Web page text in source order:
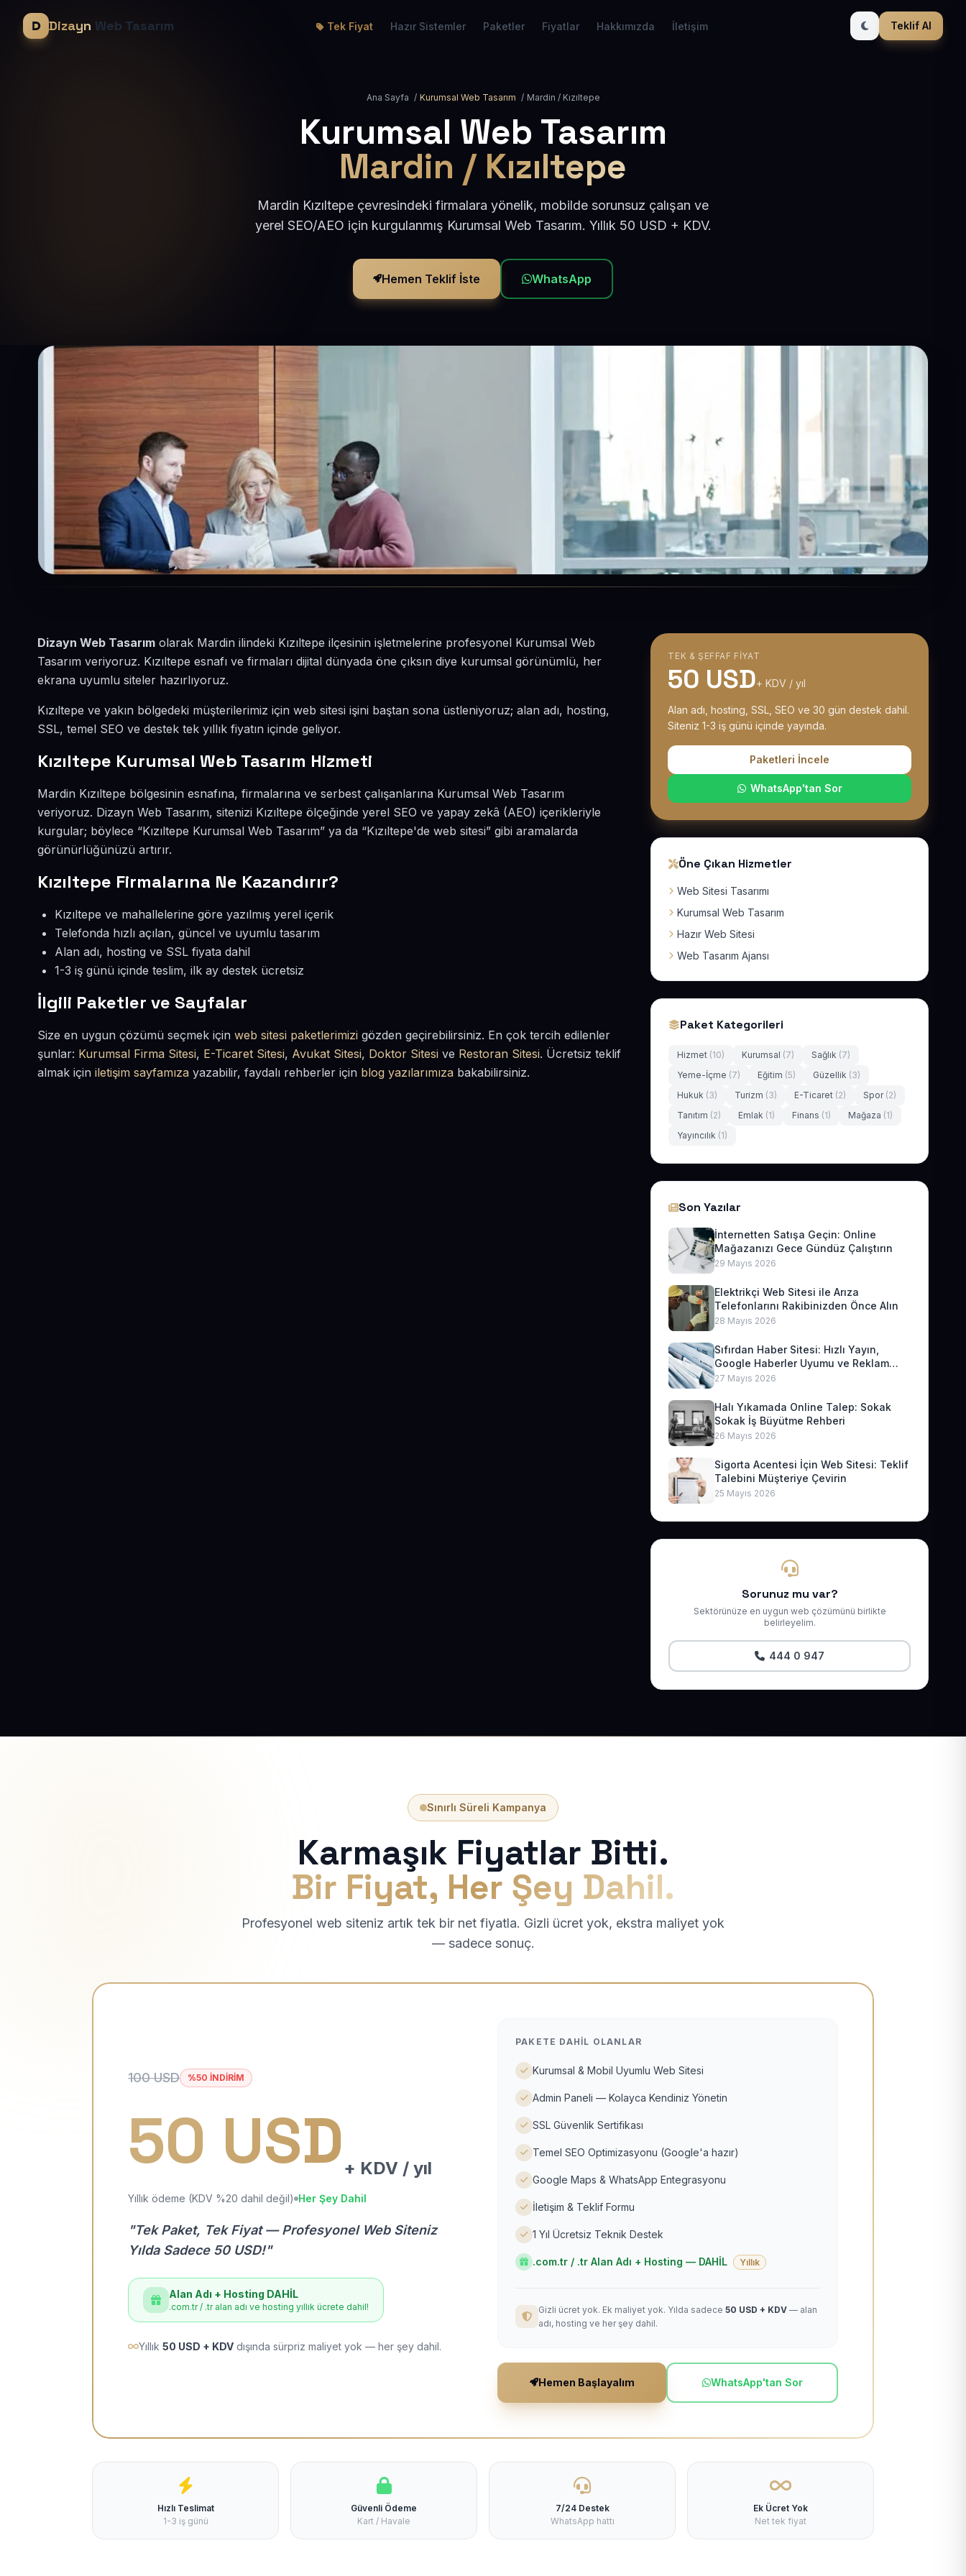
Dizayn Web Tasarım Tek Fiyat Hazır Sistemler Paketler Fiyatlar Hakkımızda İletişim Teklif Al
Ana Sayfa / Kurumsal Web Tasarım / Mardin / Kızıltepe
Kurumsal Web Tasarım
Mardin / Kızıltepe
Mardin Kızıltepe çevresindeki firmalara yönelik, mobilde sorunsuz çalışan ve
yerel SEO/AEO için kurgulanmış Kurumsal Web Tasarım. Yıllık 50 USD + KDV.
Hemen Teklif İste WhatsApp
Dizayn Web Tasarım olarak Mardin ilindeki Kızıltepe ilçesinin işletmelerine profesyonel Kurumsal Web
Tasarım veriyoruz. Kızıltepe esnafı ve firmaları dijital dünyada öne çıksın diye kurumsal görünümlü, her
ekrana uyumlu siteler hazırlıyoruz.
Kızıltepe ve yakın bölgedeki müşterilerimiz için web sitesi işini baştan sona üstleniyoruz; alan adı, hosting,
SSL, temel SEO ve destek tek yıllık fiyatın içinde geliyor.
Kızıltepe Kurumsal Web Tasarım Hizmeti
Mardin Kızıltepe bölgesinin esnafına, firmalarına ve serbest çalışanlarına Kurumsal Web Tasarım
veriyoruz. Dizayn Web Tasarım, sitenizi Kızıltepe ölçeğinde yerel SEO ve yapay zekâ (AEO) içerikleriyle
kurgular; böylece “Kızıltepe Kurumsal Web Tasarım” ya da “Kızıltepe'de web sitesi” gibi aramalarda
görünürlüğünüzü artırır.
Kızıltepe Firmalarına Ne Kazandırır?
Kızıltepe ve mahallelerine göre yazılmış yerel içerik
Telefonda hızlı açılan, güncel ve uyumlu tasarım
Alan adı, hosting ve SSL fiyata dahil
1-3 iş günü içinde teslim, ilk ay destek ücretsiz
İlgili Paketler ve Sayfalar
Size en uygun çözümü seçmek için web sitesi paketlerimizi gözden geçirebilirsiniz. En çok tercih edilenler
şunlar: Kurumsal Firma Sitesi, E-Ticaret Sitesi, Avukat Sitesi, Doktor Sitesi ve Restoran Sitesi. Ücretsiz teklif
almak için iletişim sayfamıza yazabilir, faydalı rehberler için blog yazılarımıza bakabilirsiniz.
TEK & ŞEFFAF FIYAT
50 USD+ KDV / yıl
Alan adı, hosting, SSL, SEO ve 30 gün destek dahil.
Siteniz 1-3 iş günü içinde yayında.
Paketleri İncele
WhatsApp'tan Sor
Öne Çıkan Hizmetler
Web Sitesi Tasarımı
Kurumsal Web Tasarım
Hazır Web Sitesi
Web Tasarım Ajansı
Paket Kategorileri
Hizmet (10) Kurumsal (7) Sağlık (7)
Yeme-İçme (7) Eğitim (5) Güzellik (3)
Hukuk (3) Turizm (3) E-Ticaret (2) Spor (2)
Tanıtım (2) Emlak (1) Finans (1) Mağaza (1)
Yayıncılık (1)
Son Yazılar
İnternetten Satışa Geçin: Online
Mağazanızı Gece Gündüz Çalıştırın
29 Mayıs 2026
Elektrikçi Web Sitesi ile Arıza
Telefonlarını Rakibinizden Önce Alın
28 Mayıs 2026
Sıfırdan Haber Sitesi: Hızlı Yayın,
Google Haberler Uyumu ve Reklam
Geliri
27 Mayıs 2026
Halı Yıkamada Online Talep: Sokak
Sokak İş Büyütme Rehberi
26 Mayıs 2026
Sigorta Acentesi İçin Web Sitesi: Teklif
Talebini Müşteriye Çevirin
25 Mayıs 2026
Sorunuz mu var?
Sektörünüze en uygun web çözümünü birlikte
belirleyelim.
444 0 947
Sınırlı Süreli Kampanya
Karmaşık Fiyatlar Bitti.
Bir Fiyat, Her Şey Dahil.
Profesyonel web siteniz artık tek bir net fiyatla. Gizli ücret yok, ekstra maliyet yok
— sadece sonuç.
100 USD %50 İNDİRİM
50 USD + KDV / yıl
Yıllık ödeme (KDV %20 dahil değil) Her Şey Dahil
"Tek Paket, Tek Fiyat — Profesyonel Web Siteniz
Yılda Sadece 50 USD!"
Alan Adı + Hosting DAHİL
.com.tr / .tr alan adı ve hosting yıllık ücrete dahil!
Yıllık 50 USD + KDV dışında sürpriz maliyet yok — her şey dahil.
PAKETE DAHIL OLANLAR
Kurumsal & Mobil Uyumlu Web Sitesi
Admin Paneli — Kolayca Kendiniz Yönetin
SSL Güvenlik Sertifikası
Temel SEO Optimizasyonu (Google'a hazır)
Google Maps & WhatsApp Entegrasyonu
İletişim & Teklif Formu
1 Yıl Ücretsiz Teknik Destek
.com.tr / .tr Alan Adı + Hosting — DAHİL Yıllık
Gizli ücret yok. Ek maliyet yok. Yılda sadece 50 USD + KDV — alan
adı, hosting ve her şey dahil.
Hemen Başlayalım WhatsApp'tan Sor
Hızlı Teslimat
1-3 iş günü
Güvenli Ödeme
Kart / Havale
7/24 Destek
WhatsApp hattı
Ek Ücret Yok
Net tek fiyat